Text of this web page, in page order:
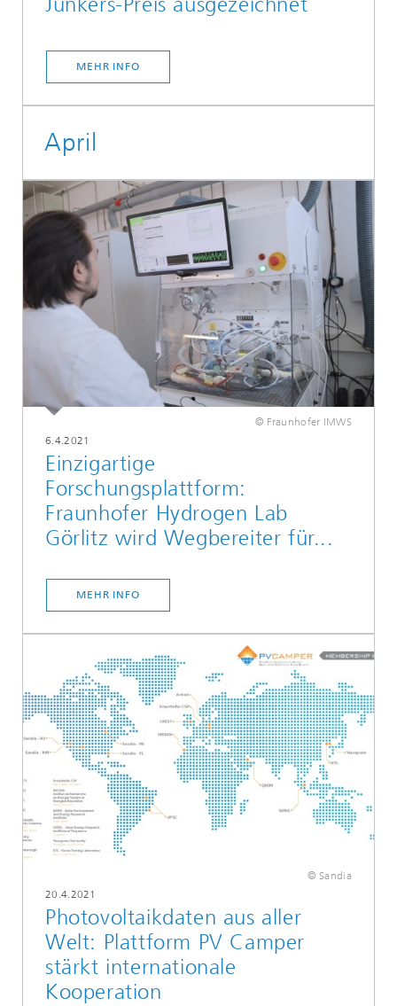
MEHR INFO
April
© Fraunhofer IMWS
6.4.2021
Einzigartige
Forschungsplattform:
Fraunhofer Hydrogen Lab
Görlitz wird Wegbereiter für...
MEHR INFO
© Sandia
20.4.2021
Photovoltaikdaten aus aller
Welt: Plattform PV Camper
stärkt internationale
Kooperation